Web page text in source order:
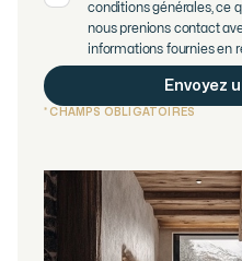
conditions générales, ce
nous prenions contact
informations fournies en
* CHAMPS OBLIGATOIRES